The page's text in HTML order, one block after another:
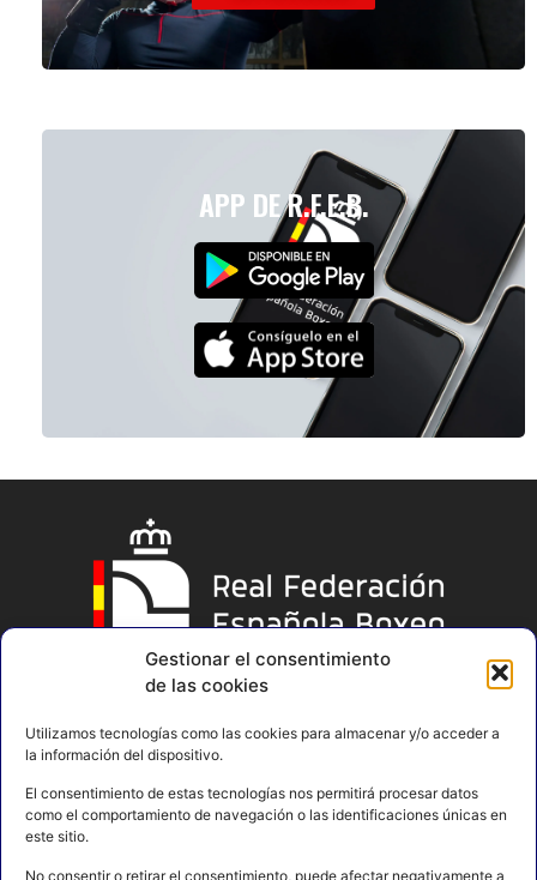
Gestionar el consentimiento
de las cookies
Utilizamos tecnologías como las cookies para almacenar y/o acceder a
la información del dispositivo.
El consentimiento de estas tecnologías nos permitirá procesar datos
como el comportamiento de navegación o las identificaciones únicas en
este sitio.
No consentir o retirar el consentimiento, puede afectar negativamente a
APP DE R.F.E.B.